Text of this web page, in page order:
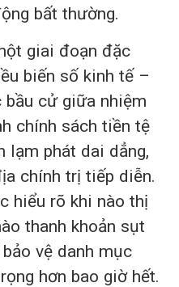
bất thường.
giai đoạn đặc
biến số kinh tế –
bầu cử giữa nhiệm
chính sách tiền tệ
lạm phát dai dẳng,
chính trị tiếp diễn.
hiểu rõ khi nào thị
thanh khoản sụt
vệ danh mục
hơn bao giờ hết.